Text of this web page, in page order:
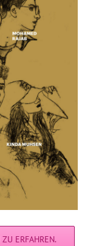
ERFAHREN.